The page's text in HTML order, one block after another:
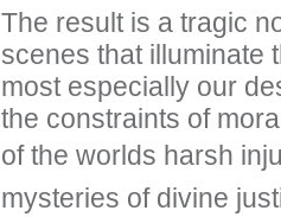
The result is a tragic
scenes that illuminate
most especially our
the constraints of
of the worlds harsh
mysteries of divine